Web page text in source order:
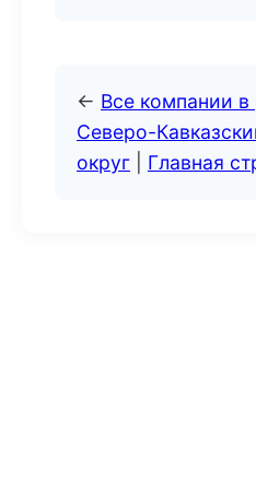
← Все компании в
Северо-
округ
Главная